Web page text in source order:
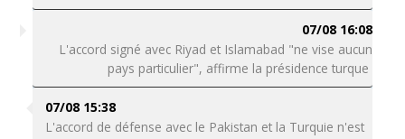
07/08 16:08
L'accord signé avec Riyad et Islamabad "ne vise aucun
pays particulier", affirme la présidence turque
07/08 15:38
L'accord de défense avec le Pakistan et la Turquie n'est